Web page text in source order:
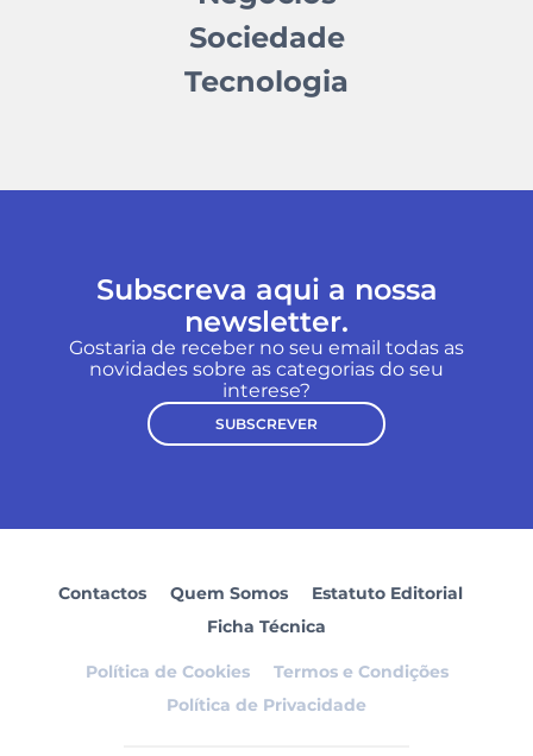
Sociedade
Tecnologia
Subscreva aqui a nossa
newsletter.
Gostaria de receber no seu email todas as
novidades sobre as categorias do seu
interese?
SUBSCREVER
Contactos Quem Somos
Estatuto Editorial
Ficha Técnica
Política de Cookies
Termos e Condições
Política de Privacidade